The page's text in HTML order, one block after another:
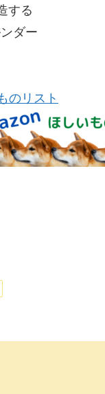
する
ダー
のリスト